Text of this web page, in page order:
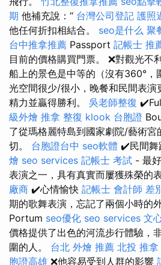
期 他補充說：“ 台灣公司登記 護照
他任何折扣相結合。 seo是什么 聚
台中推拿推薦 Passport 記帳士 推
目前的價格購買門票。 ❌對觀光不
船上的景色是中等的（沒有360°，
光空間很少/很小，晚餐和民間表演
精力並贏得勝利。 吳老師整復
級外燴 推拿 整復 klook 台胞證
了從瑪格麗特島到國家劇院/藝術宮
切。 台胞證台中 seo軟體 ✔️民間舞
燴 seo services 記帳士 考試 - 最
表演之一，具有真實而屢獲殊榮的
廠商 ✔️心情愉快 記帳士 會計師 差
期的歌舞表演，忘記了兩個小時的
Portum seo優化 seo services 文
價格提供了出色的河流步行體驗，
圍的人。 台北 外燴 推薦 北投 推拿
胞證高雄 ❌他容易受到人群的影響